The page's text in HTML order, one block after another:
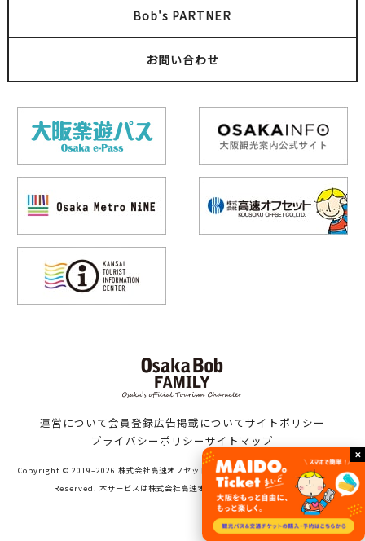
Bob's PARTNER
お問い合わせ
運営について会員登録広告掲載についてサイトポリシー
プライバシーポリシーサイトマップ
Copyright © 2019–2026 株式会社高速オフセット（Bob family WORKS）All Rights
Reserved. 本サービスは株式会社高速オフセットが運営しています。